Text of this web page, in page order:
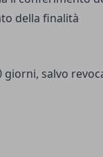
della finalità
giorni, salvo